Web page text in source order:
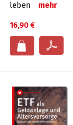
leben
mehr
16,90 €